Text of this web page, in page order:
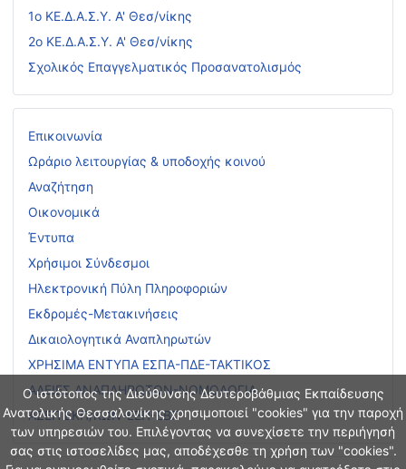
Ο ιστότοπος της Διεύθυνσης Δευτεροβάθμιας Εκπαίδευσης
Ανατολικής Θεσσαλονίκης χρησιμοποιεί "cookies" για την παροχή
των υπηρεσιών του. Επιλέγοντας να συνεχίσετε την περιήγησή
σας στις ιστοσελίδες μας, αποδέχεσθε τη χρήση των "cookies".
1ο ΚΕ.Δ.Α.Σ.Υ. Α' Θεσ/νίκης
2ο ΚΕ.Δ.Α.Σ.Υ. Α' Θεσ/νίκης
Σχολικός Επαγγελματικός Προσανατολισμός
Επικοινωνία
Ωράριο λειτουργίας & υποδοχής κοινού
Αναζήτηση
Οικονομικά
Έντυπα
Χρήσιμοι Σύνδεσμοι
Ηλεκτρονική Πύλη Πληροφοριών
Εκδρομές-Μετακινήσεις
Δικαιολογητικά Αναπληρωτών
ΧΡΗΣΙΜΑ ΕΝΤΥΠΑ ΕΣΠΑ-ΠΔΕ-ΤΑΚΤΙΚΟΣ
ΑΔΕΙΕΣ ΑΝΑΠΛΗΡΩΤΩΝ-ΝΟΜΟΛΟΓΙΑ
ΑΣΕΠ ΕΚΠ/ΚΩΝ-ΕΕΠ-ΕΒΠ